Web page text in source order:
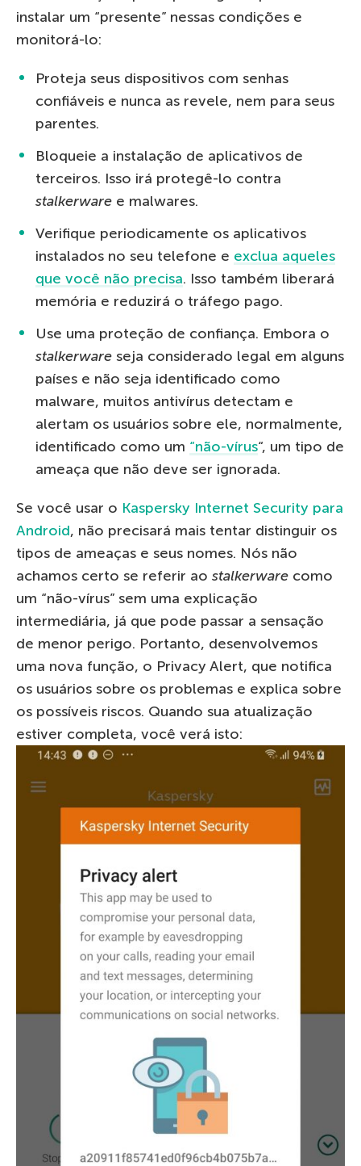
instalar um “presente” nessas condições e
monitorá-lo:
Proteja seus dispositivos com senhas
confiáveis ​​e nunca as revele, nem para seus
parentes.
Bloqueie a instalação de aplicativos de
terceiros. Isso irá protegê-lo contra
stalkerware e malwares.
Verifique periodicamente os aplicativos
instalados no seu telefone e exclua aqueles
que você não precisa. Isso também liberará
memória e reduzirá o tráfego pago.
Use uma proteção de confiança. Embora o
stalkerware seja considerado legal em alguns
países e não seja identificado como
malware, muitos antivírus detectam e
alertam os usuários sobre ele, normalmente,
identificado como um “não-vírus“, um tipo de
ameaça que não deve ser ignorada.
Se você usar o Kaspersky Internet Security para
Android, não precisará mais tentar distinguir os
tipos de ameaças e seus nomes. Nós não
achamos certo se referir ao stalkerware como
um “não-vírus” sem uma explicação
intermediária, já que pode passar a sensação
de menor perigo. Portanto, desenvolvemos
uma nova função, o Privacy Alert, que notifica
os usuários sobre os problemas e explica sobre
os possíveis riscos. Quando sua atualização
estiver completa, você verá isto: